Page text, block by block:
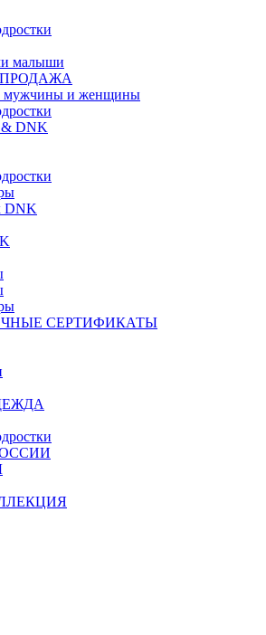
малыши
мужчины и женщины
DNK
DNK
СЕРТИФИКАТЫ